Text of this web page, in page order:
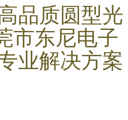
品质圆型光
市东尼电子
业解决方案